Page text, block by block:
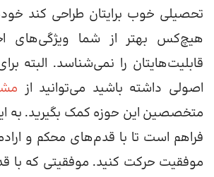
تحصیلی خوب برایتان طراحی کند
هیچ‌کس بهتر از شما ویژگی‌های
قابلیت‌هایتان را نمی‌شناسد. البته
اصولی داشته باشید می‌توانید از
متخصصین این حوزه کمک بگیرید. به
فراهم است تا با قدم‌های محکم و
موفقیت حرکت کنید. موفقیتی که با